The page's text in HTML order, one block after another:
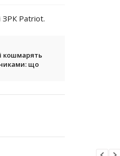
ЗРК Patriot.
кошмарять
що